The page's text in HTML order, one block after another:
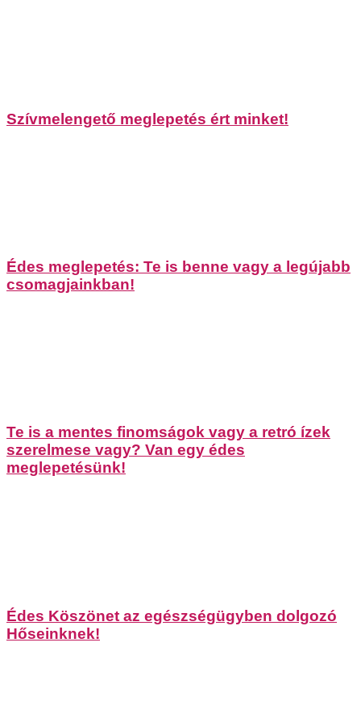
Szívmelengető meglepetés ért minket!
Édes meglepetés: Te is benne vagy a legújabb
csomagjainkban!
Te is a mentes finomságok vagy a retró ízek
szerelmese vagy? Van egy édes
meglepetésünk!
Édes Köszönet az egészségügyben dolgozó
Hőseinknek!